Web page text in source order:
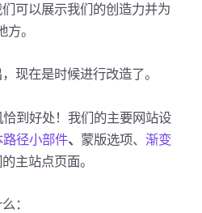
可以展示我们的创造力并为
方。
现在是时候进行改造了。
到好处！我们的主要网站设
路径小部件、 蒙版选项、 渐变
主站点页面。
：